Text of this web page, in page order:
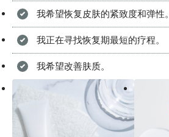
我希望恢复皮肤的紧致度和弹性。
我正在寻找恢复期最短的疗程。
我希望改善肤质。